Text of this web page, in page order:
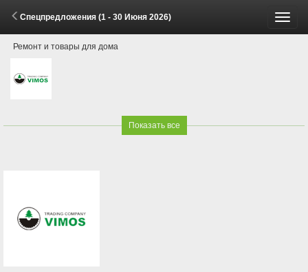
Спецпредложения (1 - 30 Июня 2026)
Ремонт и товары для дома
Показать все